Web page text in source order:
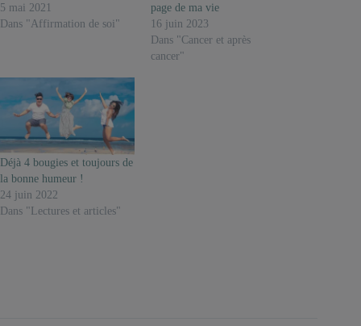
5 mai 2021
Dans "Affirmation de soi"
page de ma vie
16 juin 2023
Dans "Cancer et après
cancer"
Déjà 4 bougies et toujours de
la bonne humeur !
24 juin 2022
Dans "Lectures et articles"